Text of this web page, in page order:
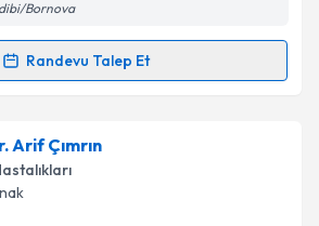
Bornova
Randevu Talep Et
Talebi
Gediziçin randevu takvimi talebi
bu uzmandan randevu almanız için bir
e-posta ile bilgilendireceğiz.
Arif Çımrın